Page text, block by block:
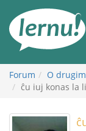
Forum
O
ĉu iuj konas la